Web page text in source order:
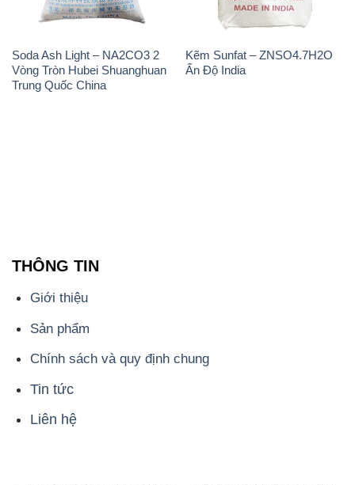
Chính sách và quy định chung
Tin tức
Liên hệ
📞
PHÒNG KINH DOANH - CÔNG TY HÓA CHẤT
ĐẮC TRƯỜNG PHÁT